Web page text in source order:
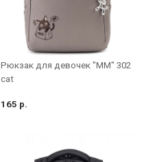
Рюкзак для девочек "MM" 302
cat
165 р.